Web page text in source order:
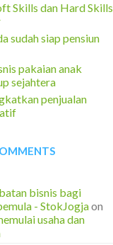
Skills dan Hard Skills
sudah siap pensiun
pakaian anak
sejahtera
penjualan
bisnis bagi
- StokJogjaon
usaha dan